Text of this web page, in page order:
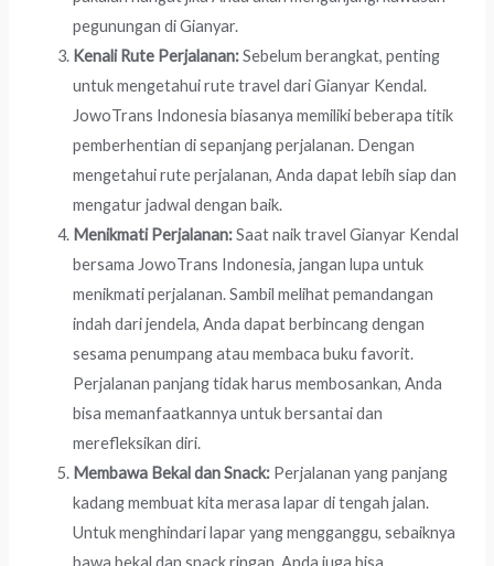
pegunungan di Gianyar.
Kenali Rute Perjalanan:Sebelum berangkat, penting
untuk mengetahui rute travel dari Gianyar Kendal.
JowoTrans Indonesia biasanya memiliki beberapa titik
pemberhentian di sepanjang perjalanan. Dengan
mengetahui rute perjalanan, Anda dapat lebih siap dan
mengatur jadwal dengan baik.
Menikmati Perjalanan:Saat naik travel Gianyar Kendal
bersama JowoTrans Indonesia, jangan lupa untuk
menikmati perjalanan. Sambil melihat pemandangan
indah dari jendela, Anda dapat berbincang dengan
sesama penumpang atau membaca buku favorit.
Perjalanan panjang tidak harus membosankan, Anda
bisa memanfaatkannya untuk bersantai dan
merefleksikan diri.
Membawa Bekal dan Snack: Perjalanan yang panjang
kadang membuat kita merasa lapar di tengah jalan.
Untuk menghindari lapar yang mengganggu, sebaiknya